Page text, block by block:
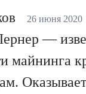
26 июня 2020
—
майнинга